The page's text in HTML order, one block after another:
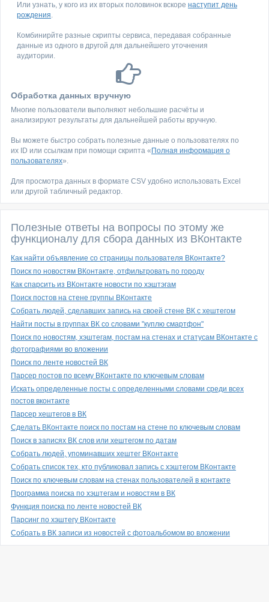
Или узнать, у кого из их вторых половинок вскоре наступит день
рождения.
Комбинирйте разные скрипты сервиса, передавая собранные
данные из одного в другой для дальнейшего уточнения
аудитории.
Обработка данных вручную
Многие пользователи выполняют небольшие расчёты и
анализируют результаты для дальнейшей работы вручную.
Вы можете быстро собрать полезные данные о пользователях по
их ID или ссылкам при помощи скрипта « Полная информация о
пользователях».
Для просмотра данных в формате CSV удобно использовать Excel
или другой табличный редактор.
Полезные ответы на вопросы по этому же
функционалу для сбора данных из ВКонтакте
Как найти объявление со страницы пользователя ВКонтакте?
Поиск по новостям ВКонтакте, отфильтровать по городу
Как спарсить из ВКонтакте новости по хэштэгам
Поиск постов на стене группы ВКонтакте
Собрать людей, сделавших запись на своей стене ВК с хештегом
Найти посты в группах ВК со словами "куплю смартфон"
Поиск по новостям, хэштегам, постам на стенах и статусам ВКонтакте с
фотографиями во вложении
Поиск по ленте новостей ВК
Парсер постов по всему ВКонтакте по ключевым словам
Искать определенные посты с определенными словами среди всех
постов вконтакте
Парсер хештегов в ВК
Сделать ВКонтакте поиск по постам на стене по ключевым словам
Поиск в записях ВК слов или хештегом по датам
Собрать людей, упоминавших хештег ВКонтакте
Собрать список тех, кто публиковал запись с хэштегом ВКонтакте
Поиск по ключевым словам на стенах пользователей в контакте
Программа поиска по хэштегам и новостям в ВК
Функция поиска по ленте новостей ВК
Парсинг по хэштегу ВКонтакте
Собрать в ВК записи из новостей с фотоальбомом во вложении